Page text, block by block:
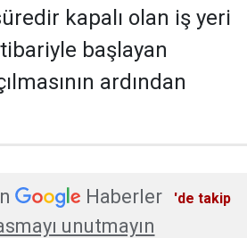
kapalı olan iş yeri
başlayan
ardından
Haberler
'de takip
unutmayın